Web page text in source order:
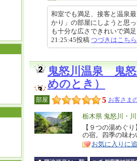
和室でも満足、接客と温泉
かり」の部屋にしようと思
も十分な広さできれいで満
21:25:45投稿 つづきはこちら
鬼怒川温泉 鬼
めのとき）
部屋 5 お客さま
エ
リ
ア
栃木県 鬼怒川・
特
徴
【９つの湯めぐ
の宿。四季の味
お気に入りに